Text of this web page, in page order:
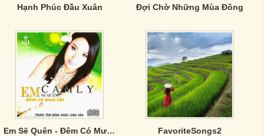
Hạnh Phúc Đầu Xuân Đợi Chờ Những Mùa Đông
Em Sẽ Quên - Đêm Có Mưa Rơi FavoriteSongs2